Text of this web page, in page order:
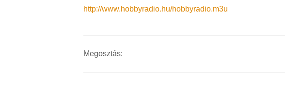
http://www.hobbyradio.hu/hobbyradio.m3u
Megosztás: